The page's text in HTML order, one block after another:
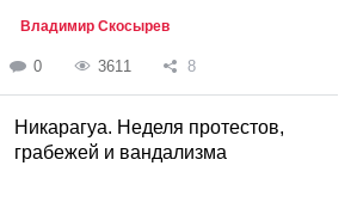
Владимир Скосырев
0 3611 8
Никарагуа. Неделя протестов,
грабежей и вандализма